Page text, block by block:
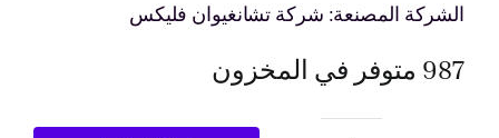
الشركة المصنعة: شركة تشانغيوان فليكس
987 متوفر في المخزون